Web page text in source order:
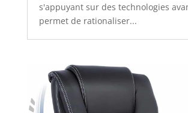
s'appuyant sur des technologies
permet de rationaliser...